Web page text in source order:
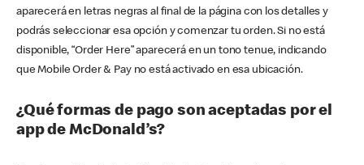
aparecerá en letras negras al final de la página con los detalles y
podrás seleccionar esa opción y comenzar tu orden. Si no está
disponible, “Order Here” aparecerá en un tono tenue, indicando
que Mobile Order & Pay no está activado en esa ubicación.
¿Qué formas de pago son aceptadas por el
app de McDonald’s?